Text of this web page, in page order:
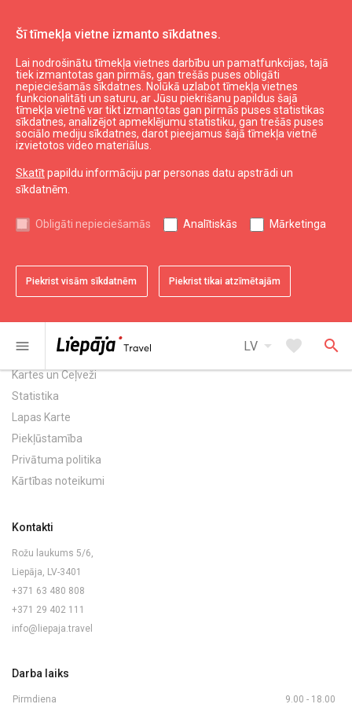
Šī tīmekļa vietne izmanto sīkdatnes.
Lai nodrošinātu tīmekļa vietnes darbību un pamatfunkcijas, tajā
tiek izmantotas gan pirmās, gan trešās puses obligāti
nepieciešamās sīkdatnes. Nolūkā uzlabot tīmekļa vietnes
funkcionalitāti un saturu, ar Jūsu piekrišanu papildus šajā
tīmekļa vietnē var tikt izmantotas gan pirmās puses statistikas
sīkdatnes, analizējot apmeklējumu statistiku, gan trešās puses
sociālo mediju sīkdatnes, darot pieejamus šajā tīmekļa vietnē
izvietotos video materiālus.
Skatītpapildu informāciju par personas datu apstrādi un
sīkdatnēm.
Obligāti nepieciešamās Analītiskās Mārketinga
Piekrist visām sīkdatnēm Piekrist tikai atzīmētajām
menu LV arrow_drop_down favorite search
Top!
Uz augšu expand_less
Informācija
Liepājas kultūra
Liepājas sports
Kurzemes tūrisms
Noderīgi
Kartes un Ceļveži
Statistika
Lapas Karte
Piekļūstamība
Privātuma politika
Kārtības noteikumi
Kontakti
Rožu laukums 5/6,
Liepāja, LV-3401
+371 63 480 808
+371 29 402 111
info@liepaja.travel
Darba laiks
Pirmdiena 9.00 - 18.00